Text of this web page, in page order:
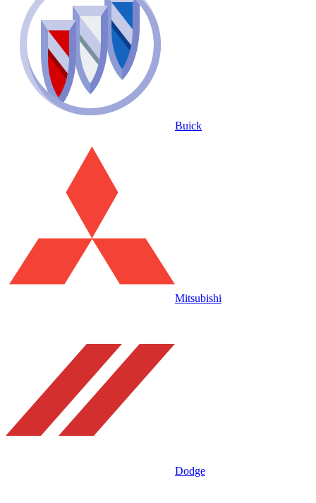
Buick
Mitsubishi
Dodge